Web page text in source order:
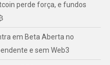
perde força, e fundos
em Beta Aberta no
e sem Web3